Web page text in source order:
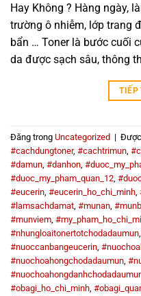
Hay Không ? Hàng ngày,
trường ô nhiễm, lớp trang
bẩn … Toner là bước cuối
da được sạch sâu, thông
TIẾP
Đăng trong Uncategorized |
#cachdungtoner, #cachtrimun,
#damun, #danhon,
#duoc_my_pham_quan_12,
#eucerin, #eucerin_ho_chi_minh,
#lamsachdamat, #munan,
#munviem,
#nhungloaitonertotchodadaumun,
#nuoccanbangeucerin,
#nuochoahongchodadaumun,
#obagi_ho_chi_minh,